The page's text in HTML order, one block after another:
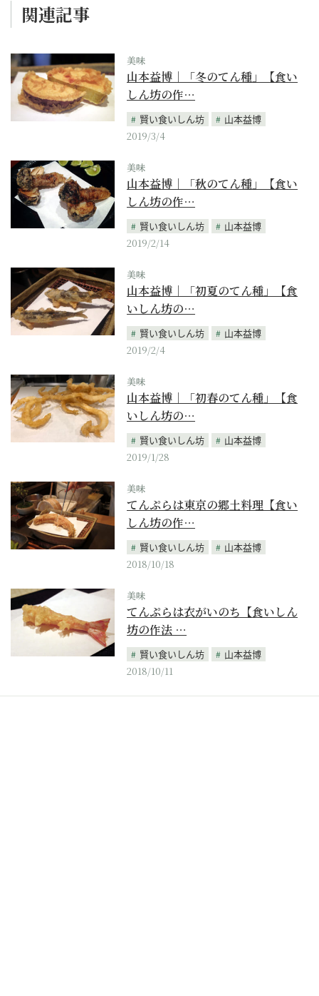
関連記事
美味
山本益博｜「冬のてん種」【食い
しん坊の作…
賢い食いしん坊
山本益博
2019/3/4
美味
山本益博｜「秋のてん種」【食い
しん坊の作…
賢い食いしん坊
山本益博
2019/2/14
美味
山本益博｜「初夏のてん種」【食
いしん坊の…
賢い食いしん坊
山本益博
2019/2/4
美味
山本益博｜「初春のてん種」【食
いしん坊の…
賢い食いしん坊
山本益博
2019/1/28
美味
てんぷらは東京の郷土料理【食い
しん坊の作…
賢い食いしん坊
山本益博
2018/10/18
美味
てんぷらは衣がいのち【食いしん
坊の作法 …
賢い食いしん坊
山本益博
2018/10/11